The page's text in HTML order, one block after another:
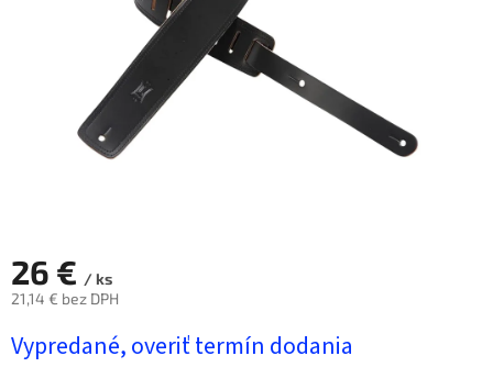
26 € / ks
21,14 € bez DPH
cena:
Vypredané, overiť termín dodania